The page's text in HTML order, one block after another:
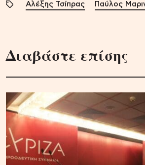
Αλέξης Τσίπρας Παύλος
Διαβάστε επίσης